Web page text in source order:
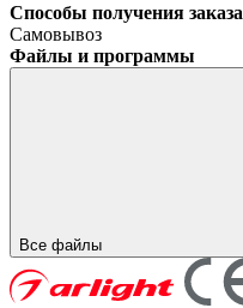
Способы получения заказа
Самовывоз
Файлы и программы
Все файлы